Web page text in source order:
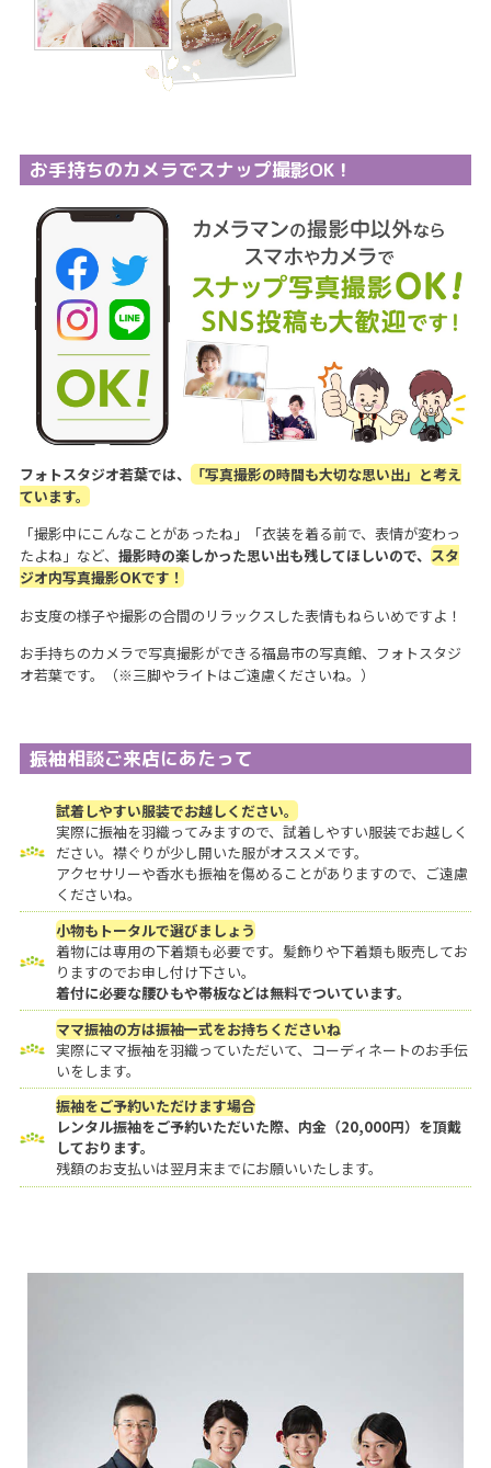
お手持ちのカメラでスナップ撮影OK！
フォトスタジオ若葉では、「写真撮影の時間も大切な思い出」と考え
ています。
「撮影中にこんなことがあったね」「衣装を着る前で、表情が変わっ
たよね」など、撮影時の楽しかった思い出も残してほしいので、スタ
ジオ内写真撮影OKです！
お支度の様子や撮影の合間のリラックスした表情もねらいめですよ！
お手持ちのカメラで写真撮影ができる福島市の写真館、フォトスタジ
オ若葉です。（※三脚やライトはご遠慮くださいね。）
振袖相談ご来店にあたって
試着しやすい服装でお越しください。
実際に振袖を羽織ってみますので、試着しやすい服装でお越しく
ださい。襟ぐりが少し開いた服がオススメです。
アクセサリーや香水も振袖を傷めることがありますので、ご遠慮
くださいね。
小物もトータルで選びましょう
着物には専用の下着類も必要です。髪飾りや下着類も販売してお
りますのでお申し付け下さい。
着付に必要な腰ひもや帯板などは無料でついています。
ママ振袖の方は振袖一式をお持ちくださいね
実際にママ振袖を羽織っていただいて、コーディネートのお手伝
いをします。
振袖をご予約いただけます場合
レンタル振袖をご予約いただいた際、内金（20,000円）を頂戴
しております。
残額のお支払いは翌月末までにお願いいたします。